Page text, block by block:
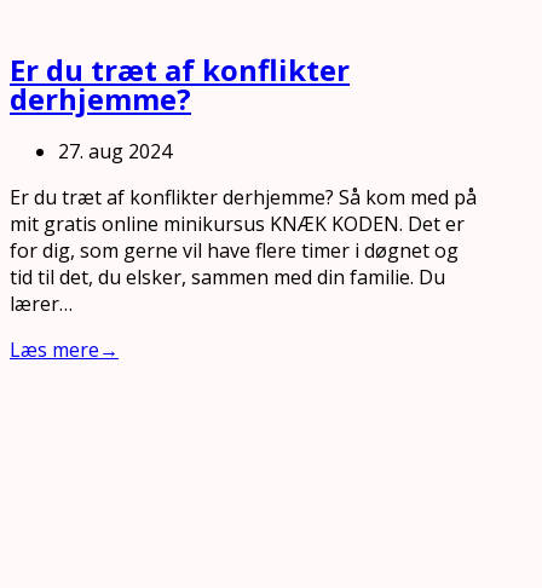
Er du træt af konflikter
derhjemme?
27. aug 2024
Er du træt af konflikter derhjemme? Så kom med på
mit gratis online minikursus KNÆK KODEN. Det er
for dig, som gerne vil have flere timer i døgnet og
tid til det, du elsker, sammen med din familie. Du
lærer…
Læs mere→